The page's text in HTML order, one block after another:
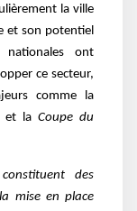
la ville
et son potentiel
ont
ce secteur,
comme la
la Coupe du
des
mise en place